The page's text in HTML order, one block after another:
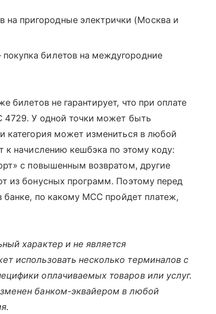
пригородные электрички (Москва и
билетов на междугородние
билетов не гарантирует, что при оплате
4729. У одной точки может быть
категория может измениться в любой
к начислению кешбэка по этому коду:
с повышенным возвратом, другие
из бонусных программ. Поэтому перед
банке, по какому MCC пройдет платеж,
характер и не является
использовать несколько терминалов с
оплачиваемых товаров или услуг.
банком-эквайером в любой